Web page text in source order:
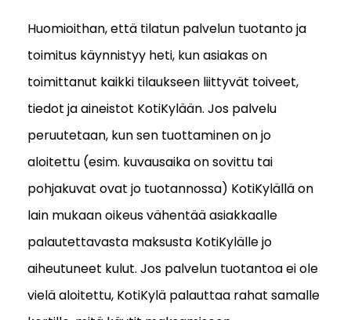
Huomioithan, että tilatun palvelun tuotanto ja
toimitus käynnistyy heti, kun asiakas on
toimittanut kaikki tilaukseen liittyvät toiveet,
tiedot ja aineistot KotiKylään. Jos palvelu
peruutetaan, kun sen tuottaminen on jo
aloitettu (esim. kuvausaika on sovittu tai
pohjakuvat ovat jo tuotannossa) KotiKylällä on
lain mukaan oikeus vähentää asiakkaalle
palautettavasta maksusta KotiKylälle jo
aiheutuneet kulut. Jos palvelun tuotantoa ei ole
vielä aloitettu, KotiKylä palauttaa rahat samalle